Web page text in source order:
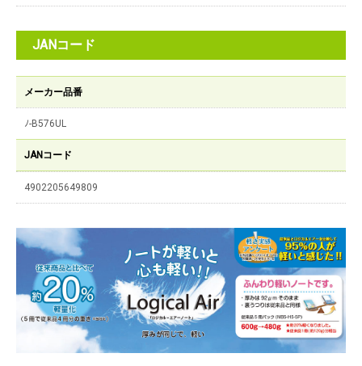
JANコード
メーカー品番
ﾉ-B576UL
JANコード
4902205649809